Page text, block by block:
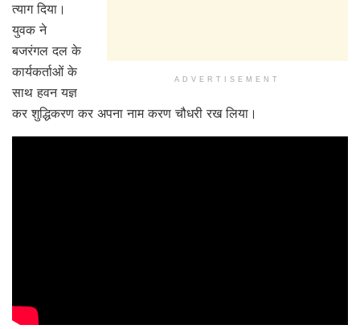
ADVERTISEMENT
त्याग दिया।
युवक ने
बजरंगल दल के
कार्यकर्ताओं के
साथ हवन यज्ञ
कर शुद्धिकरण कर अपना नाम करण चौधरी रख लिया।